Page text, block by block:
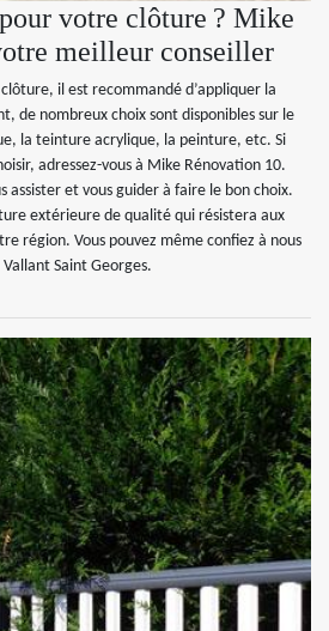
votre clôture ? Mike
meilleur conseiller
il est recommandé d’appliquer la
de nombreux choix sont disponibles sur le
la teinture acrylique, la peinture, etc. Si
adressez-vous à Mike Rénovation 10.
assister et vous guider à faire le bon choix.
extérieure de qualité qui résistera aux
région. Vous pouvez même confiez à nous
Saint Georges.